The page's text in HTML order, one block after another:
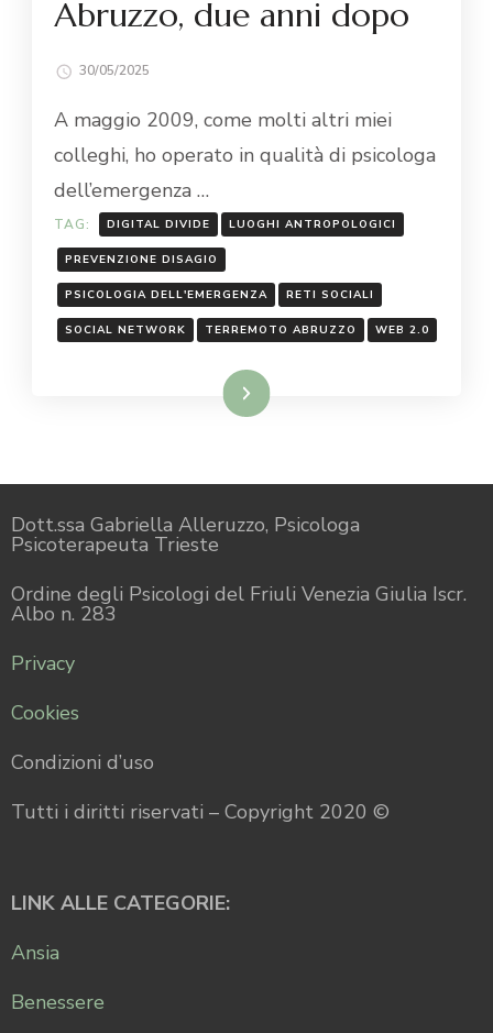
Abruzzo, due anni dopo
30/05/2025
A maggio 2009, come molti altri miei
colleghi, ho operato in qualità di psicologa
dell’emergenza …
TAG: DIGITAL DIVIDE LUOGHI ANTROPOLOGICI
PREVENZIONE DISAGIO
PSICOLOGIA DELL'EMERGENZA RETI SOCIALI
SOCIAL NETWORK TERREMOTO ABRUZZO WEB 2.0
Leggi...
Dott.ssa Gabriella Alleruzzo, Psicologa
Psicoterapeuta Trieste
Ordine degli Psicologi del Friuli Venezia Giulia Iscr.
Albo n. 283
Privacy
Cookies
Condizioni d’uso
Tutti i diritti riservati – Copyright 2020 ©
LINK ALLE CATEGORIE:
Ansia
Benessere